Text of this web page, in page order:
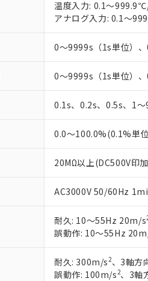
温度入力: 0.1～
アナログ入力: 0.1～
0～9999s（1s単位）
0～9999s（1s単位）
0.1s、0.2s、0.5s、1
0.0～100.0%(0.1%単
20MΩ以上(DC500V印
AC3000V 50/60Hz
耐久: 10～55Hz 20m/s
誤動作: 10～55Hz
耐久: 300m/s2、3軸方
誤動作: 100m/s2、3軸